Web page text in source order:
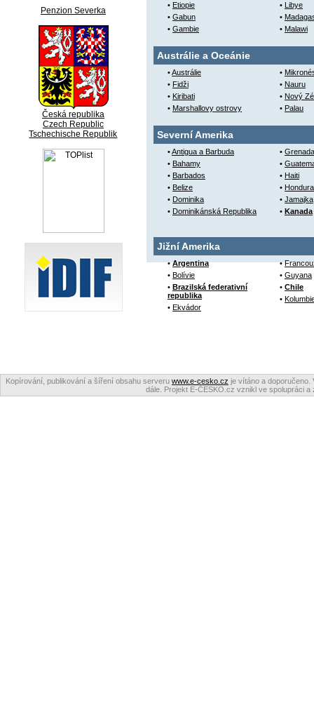
Penzion Severka
Česká republika
Czech Republic
Tschechische Republik
• Etiopie
• Gabun
• Gambie
• Libye
•
• Malawi
Austrálie a Oceánie
•Austrálie
• Fidži
• Kiribati
• Marshallovy ostrovy
•
• Nauru
• Nový
• Palau
Severní Amerika
•Antigua a Barbuda
• Bahamy
• Barbados
• Belize
• Dominika
• Dominikánská Republika
• Grenada
•
• Haiti
•
• Jamajka
• Kanada
Jižní Amerika
•Argentina
• Bolívie
• Brazilská federativní
republika
• Ekvádor
•
• Guyana
• Chile
•
Kopírování, publikování a šíření obsahu serveru www.e-cesko.cz je vítáno a doporučeno.
dále. Projekt E-ČESKO.cz vznikl ve spolupráci